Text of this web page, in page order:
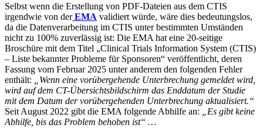
Selbst wenn die Erstellung von PDF-Dateien aus dem CTIS
irgendwie von derEMA validiert würde, wäre dies bedeutungslos,
da die Datenverarbeitung im CTIS unter bestimmten Umständen
nicht zu 100% zuverlässig ist: Die EMA hat eine 20-seitige
Broschüre mit dem Titel „Clinical Trials Information System (CTIS)
– Liste bekannter Probleme für Sponsoren“ veröffentlicht, deren
Fassung vom Februar 2025 unter anderem den folgenden Fehler
enthält:
„Wenn eine vorübergehende Unterbrechung gemeldet wird,
wird auf dem CT-Übersichtsbildschirm das Enddatum der Studie
mit dem Datum der vorübergehenden Unterbrechung aktualisiert.“
Seit August 2022 gibt die EMA folgende Abhilfe an: „Es gibt keine
Abhilfe, bis das Problem behoben ist“ …